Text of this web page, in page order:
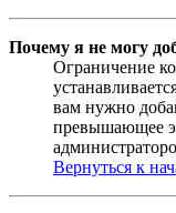
Почему я не могу
Ограничение
вам нужно
превышающее
Вернуться к